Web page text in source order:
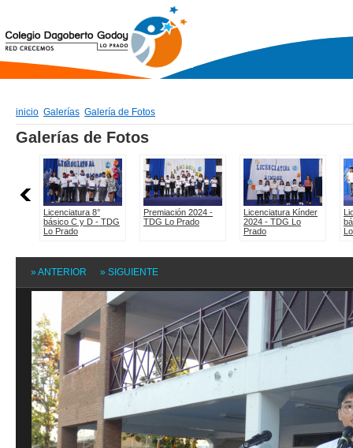
inicio Galerías Galería de Fotos
» ANTERIOR » SIGUIENTE